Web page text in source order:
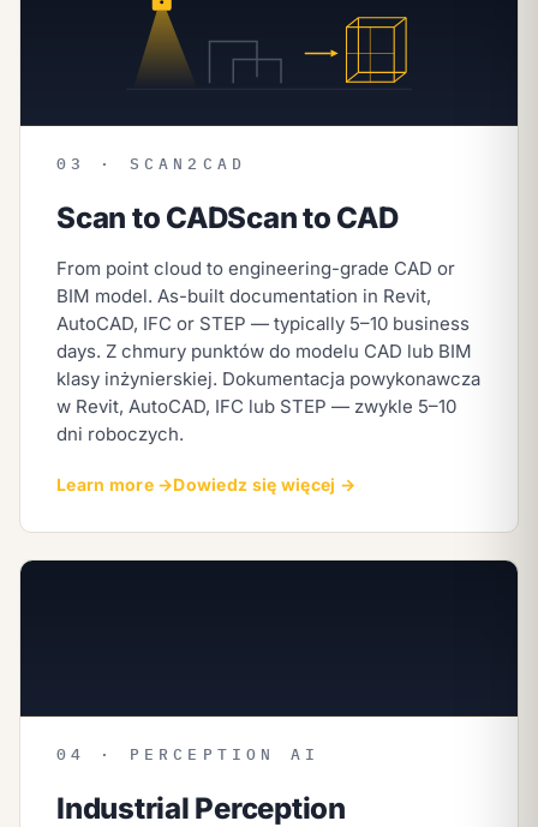
03 · SCAN2CAD
Scan to CADScan to CAD
From point cloud to engineering-grade CAD or
BIM model. As-built documentation in Revit,
AutoCAD, IFC or STEP — typically 5–10 business
days. Z chmury punktów do modelu CAD lub BIM
klasy inżynierskiej. Dokumentacja powykonawcza
w Revit, AutoCAD, IFC lub STEP — zwykle 5–10
dni roboczych.
Learn more →Dowiedz się więcej →
04 · PERCEPTION AI
Industrial Perception